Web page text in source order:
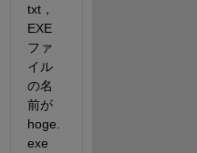
txt，
EXE
ファ
イル
の名
前が
hoge.
exe